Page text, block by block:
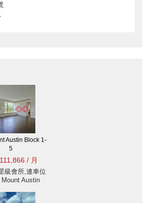
Austin Block 1-
5
/ 月
級會所,連車位
Mount Austin